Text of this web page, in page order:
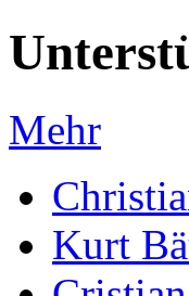
Mehr
Kurt